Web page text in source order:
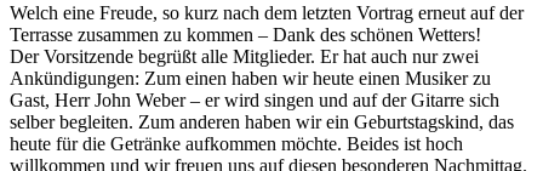
Welch eine Freude, so kurz nach dem letzten Vortrag erneut auf der
Terrasse zusammen zu kommen – Dank des schönen Wetters!
Der Vorsitzende begrüßt alle Mitglieder. Er hat auch nur zwei
Ankündigungen: Zum einen haben wir heute einen Musiker zu
Gast, Herr John Weber – er wird singen und auf der Gitarre sich
selber begleiten. Zum anderen haben wir ein Geburtstagskind, das
heute für die Getränke aufkommen möchte. Beides ist hoch
willkommen und wir freuen uns auf diesen besonderen Nachmittag.